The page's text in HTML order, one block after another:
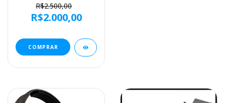
R$2.500,00
R$2.000,00